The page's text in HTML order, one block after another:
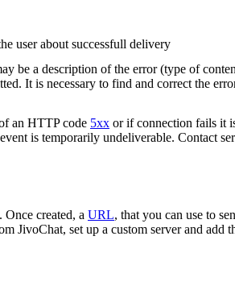
user about successfull delivery
be a description of the error (type of
It is necessary to find and correct the
an HTTP code 5xx or if connection fails it
is temporarily undeliverable. Contact
. Once created, a URL, that you can use to
JivoChat, set up a custom server and